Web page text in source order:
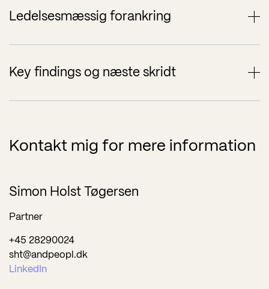
Ledelsesmæssig forankring
Vi sikrer en fælles forståelse i
Key findings og næste skridt
Efter workshoppen modtager I en kort
Kontakt mig for mere information
Simon Holst Tøgersen
Partner
+45 28290024
sht@andpeopl.dk
LinkedIn